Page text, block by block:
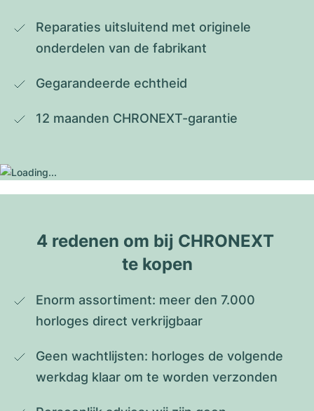
Reparaties uitsluitend met originele
onderdelen van de fabrikant
Gegarandeerde echtheid
12 maanden CHRONEXT-garantie
4 redenen om bij CHRONEXT
te kopen
Enorm assortiment: meer den 7.000
horloges direct verkrijgbaar
Geen wachtlijsten: horloges de volgende
werkdag klaar om te worden verzonden